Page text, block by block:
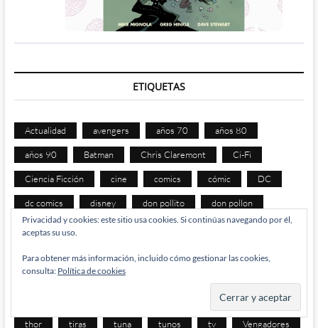
ETIQUETAS
Actualidad avengers años 70 años 80
años 90 Batman Chris Claremont Ci-Fi
Ciencia Ficción cine comics cómic DC
dc comics disney don pollito don pollon
Fantastic Four
netflix PC pollito
televisión
thor tiras tuna tunos tv Vengadores
Privacidad y cookies: este sitio usa cookies. Si continúas navegando por él,
aceptas su uso.
Para obtener más información, incluido cómo gestionar las cookies,
consulta: Política de cookies